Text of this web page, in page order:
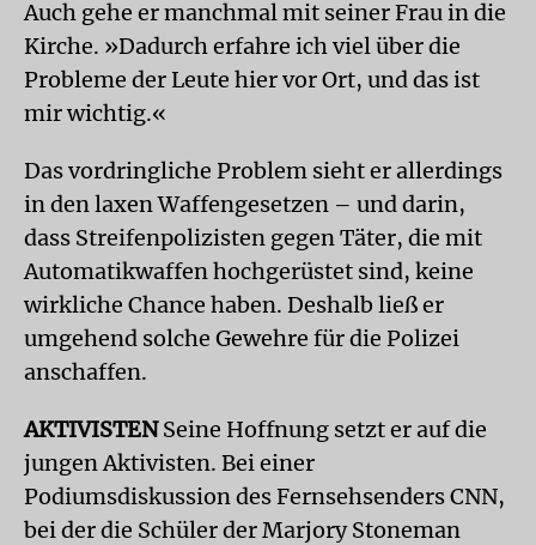
Auch gehe er manchmal mit seiner Frau in die
Kirche. »Dadurch erfahre ich viel über die
Probleme der Leute hier vor Ort, und das ist
mir wichtig.«
Das vordringliche Problem sieht er allerdings
in den laxen Waffengesetzen – und darin,
dass Streifenpolizisten gegen Täter, die mit
Automatikwaffen hochgerüstet sind, keine
wirkliche Chance haben. Deshalb ließ er
umgehend solche Gewehre für die Polizei
anschaffen.
AKTIVISTENSeine Hoffnung setzt er auf die
jungen Aktivisten. Bei einer
Podiumsdiskussion des Fernsehsenders CNN,
bei der die Schüler der Marjory Stoneman